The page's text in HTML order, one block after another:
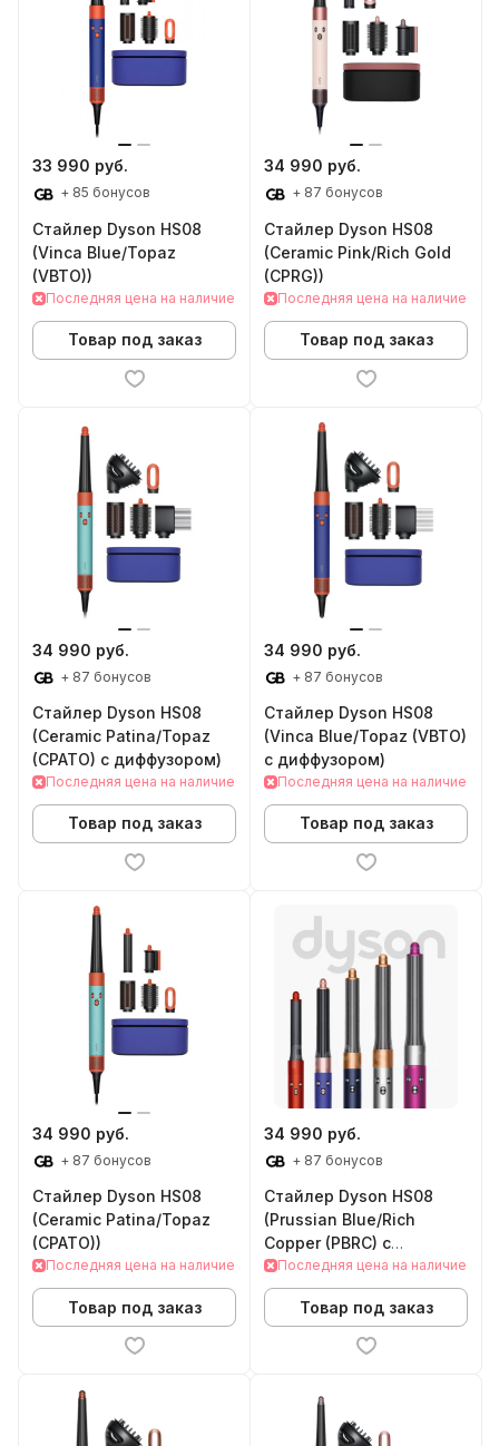
33 990 руб.
+ 85 бонусов
Стайлер Dyson HS08
(Vinca Blue/Topaz
(VBTO))
Последняя цена на наличие
Товар под заказ
34 990 руб.
+ 87 бонусов
Стайлер Dyson HS08
(Ceramic Pink/Rich Gold
(CPRG))
Последняя цена на наличие
Товар под заказ
34 990 руб.
+ 87 бонусов
Стайлер Dyson HS08
(Ceramic Patina/Topaz
(CPATO) с диффузором)
Последняя цена на наличие
Товар под заказ
34 990 руб.
+ 87 бонусов
Стайлер Dyson HS08
(Vinca Blue/Topaz (VBTO)
c диффузором)
Последняя цена на наличие
Товар под заказ
34 990 руб.
+ 87 бонусов
Стайлер Dyson HS08
(Ceramic Patina/Topaz
(CPATO))
Последняя цена на наличие
Товар под заказ
34 990 руб.
+ 87 бонусов
Стайлер Dyson HS08
(Prussian Blue/Rich
Copper (PBRC) с
диффузором)
Последняя цена на наличие
Товар под заказ